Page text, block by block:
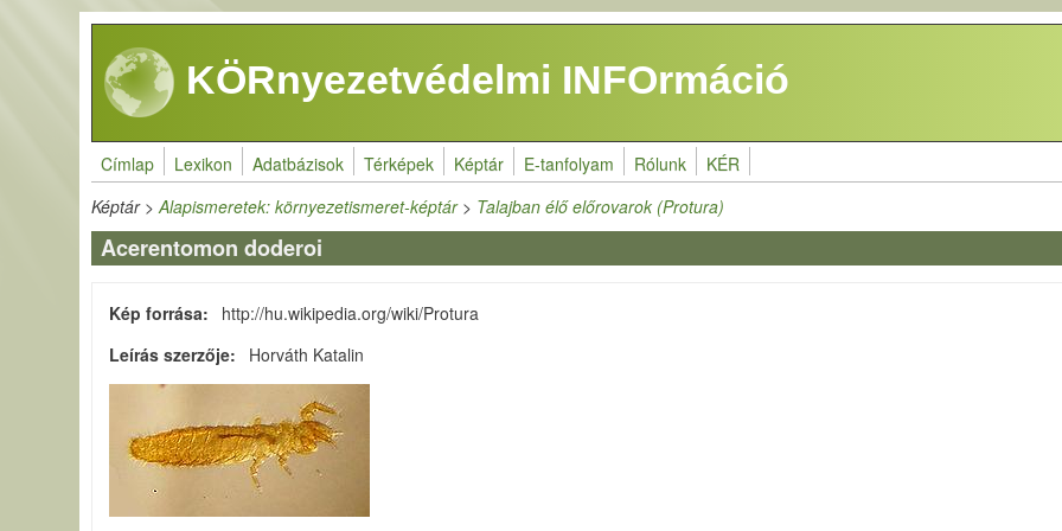
Ugrás a tartalomra
KÖRnyezetvédelmi INFOrmáció
Címlap Lexikon Adatbázisok Térképek Képtár E-tanfolyam Rólunk KÉR
Képtár>Alapismeretek: környezetismeret-képtár> Talajban élő előrovarok (Protura)
Acerentomon doderoi
Kép forrása
http://hu.wikipedia.org/wiki/Protura
Leírás szerzője
Horváth Katalin